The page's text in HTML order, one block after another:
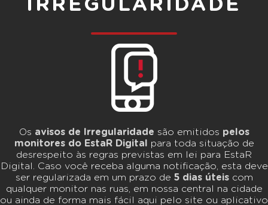
IRREGULARIDADE
Os avisos de Irregularidade são emitidos pelos
monitores do EstaR Digital
para toda situação de
desrespeito às regras previstas em lei para EstaR
Digital. Caso você receba alguma notificação, esta deve
ser regularizada em um prazo de 5 dias úteiscom
qualquer monitor nas ruas, em nossa central na cidade
ou ainda de forma mais fácil aqui pelo site ou aplicativo